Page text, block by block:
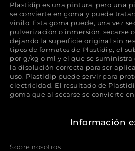
Plastidip es una pintura, pero una
se convierte en goma y puede
vinilo. Esta goma puede, una vez
pulverización o inmersión, secarse
dejando la superficie original sin
tipos de formatos de Plastidip, el
por g/kg o ml y el que se suministra
la disolución correcta para ser
uso. Plastidip puede servir para
electricidad. El resultado de
goma que al secarse se convierte
Información
Sobre nosotros